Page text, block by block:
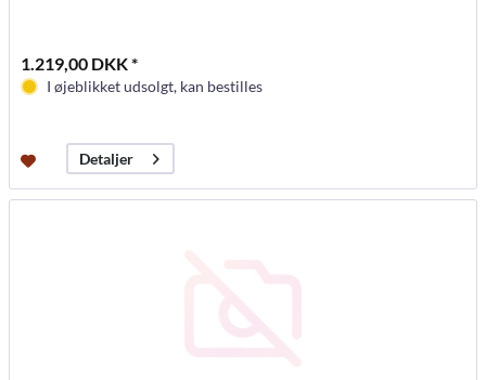
1.219,00 DKK *
I øjeblikket udsolgt, kan bestilles
Detaljer